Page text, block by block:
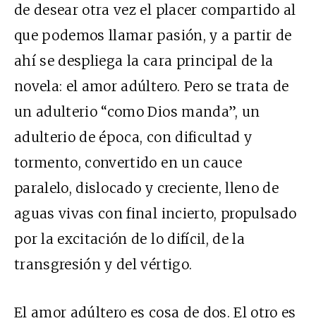
de desear otra vez el placer compartido al
que podemos llamar pasión, y a partir de
ahí se despliega la cara principal de la
novela: el amor adúltero. Pero se trata de
un adulterio “como Dios manda”, un
adulterio de época, con dificultad y
tormento, convertido en un cauce
paralelo, dislocado y creciente, lleno de
aguas vivas con final incierto, propulsado
por la excitación de lo difícil, de la
transgresión y del vértigo.
El amor adúltero es cosa de dos. El otro es